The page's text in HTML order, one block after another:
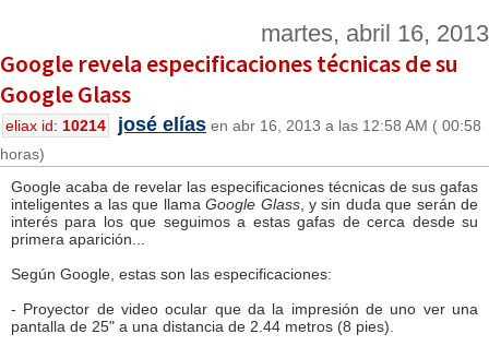
martes, abril 16, 2013
Google revela especificaciones técnicas de su
Google Glass
eliax id: 10214 josé elías en abr 16, 2013 a las 12:58 AM ( 00:58
horas)
Google acaba de revelar las especificaciones técnicas de sus gafas
inteligentes a las que llamaGoogle Glass, y sin duda que serán de
interés para los que seguimos a estas gafas de cerca desde su
primera aparición...
Según Google, estas son las especificaciones:
- Proyector de video ocular que da la impresión de uno ver una
pantalla de 25" a una distancia de 2.44 metros (8 pies).